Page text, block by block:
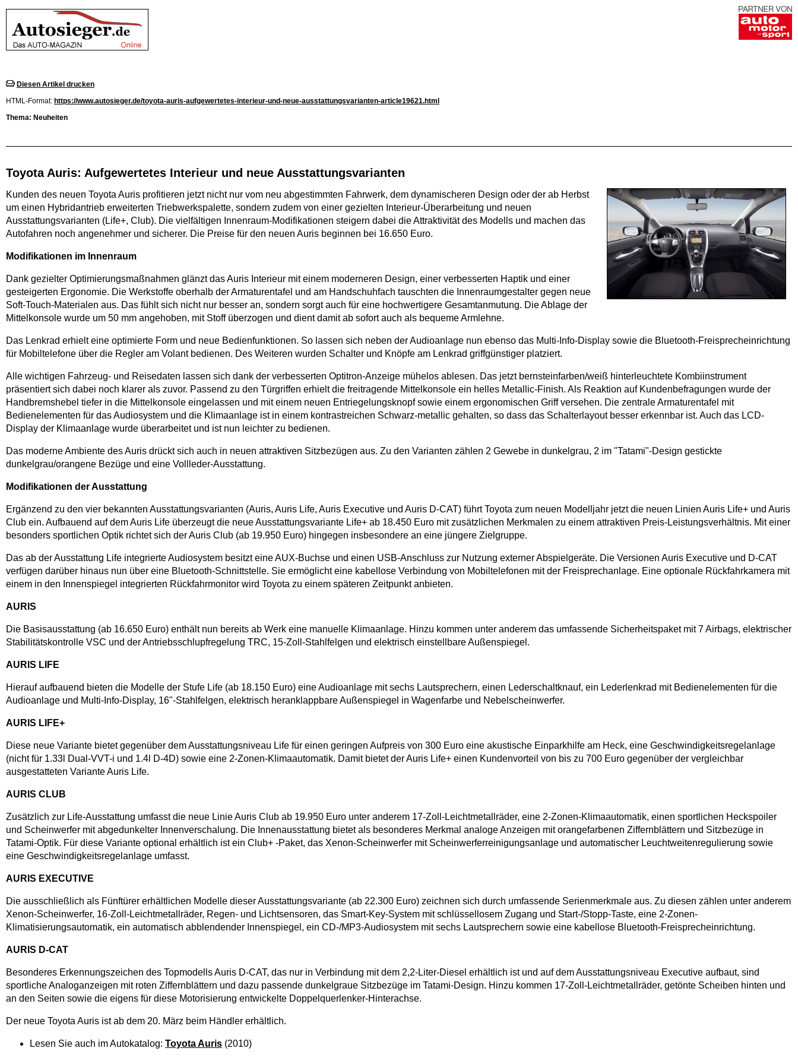
Diesen Artikel drucken
HTML-Format: https://www.autosieger.de/toyota-auris-aufgewertetes-interieur-und-neue-ausstattungsvarianten-article19621.html
Thema: Neuheiten
Toyota Auris: Aufgewertetes Interieur und neue Ausstattungsvarianten
Kunden des neuen Toyota Auris profitieren jetzt nicht nur vom neu abgestimmten Fahrwerk, dem dynamischeren Design oder der ab Herbst
um einen Hybridantrieb erweiterten Triebwerkspalette, sondern zudem von einer gezielten Interieur-Überarbeitung und neuen
Ausstattungsvarianten (Life+, Club). Die vielfältigen Innenraum-Modifikationen steigern dabei die Attraktivität des Modells und machen das
Autofahren noch angenehmer und sicherer. Die Preise für den neuen Auris beginnen bei 16.650 Euro.
Modifikationen im Innenraum
Dank gezielter Optimierungsmaßnahmen glänzt das Auris Interieur mit einem moderneren Design, einer verbesserten Haptik und einer
gesteigerten Ergonomie. Die Werkstoffe oberhalb der Armaturentafel und am Handschuhfach tauschten die Innenraumgestalter gegen neue
Soft-Touch-Materialen aus. Das fühlt sich nicht nur besser an, sondern sorgt auch für eine hochwertigere Gesamtanmutung. Die Ablage der
Mittelkonsole wurde um 50 mm angehoben, mit Stoff überzogen und dient damit ab sofort auch als bequeme Armlehne.
Das Lenkrad erhielt eine optimierte Form und neue Bedienfunktionen. So lassen sich neben der Audioanlage nun ebenso das Multi-Info-Display sowie die Bluetooth-Freisprecheinrichtung
für Mobiltelefone über die Regler am Volant bedienen. Des Weiteren wurden Schalter und Knöpfe am Lenkrad griffgünstiger platziert.
Alle wichtigen Fahrzeug- und Reisedaten lassen sich dank der verbesserten Optitron-Anzeige mühelos ablesen. Das jetzt bernsteinfarben/weiß hinterleuchtete Kombiinstrument
präsentiert sich dabei noch klarer als zuvor. Passend zu den Türgriffen erhielt die freitragende Mittelkonsole ein helles Metallic-Finish. Als Reaktion auf Kundenbefragungen wurde der
Handbremshebel tiefer in die Mittelkonsole eingelassen und mit einem neuen Entriegelungsknopf sowie einem ergonomischen Griff versehen. Die zentrale Armaturentafel mit
Bedienelementen für das Audiosystem und die Klimaanlage ist in einem kontrastreichen Schwarz-metallic gehalten, so dass das Schalterlayout besser erkennbar ist. Auch das LCD-
Display der Klimaanlage wurde überarbeitet und ist nun leichter zu bedienen.
Das moderne Ambiente des Auris drückt sich auch in neuen attraktiven Sitzbezügen aus. Zu den Varianten zählen 2 Gewebe in dunkelgrau, 2 im "Tatami"-Design gestickte
dunkelgrau/orangene Bezüge und eine Vollleder-Ausstattung.
Modifikationen der Ausstattung
Ergänzend zu den vier bekannten Ausstattungsvarianten (Auris, Auris Life, Auris Executive und Auris D-CAT) führt Toyota zum neuen Modelljahr jetzt die neuen Linien Auris Life+ und Auris
Club ein. Aufbauend auf dem Auris Life überzeugt die neue Ausstattungsvariante Life+ ab 18.450 Euro mit zusätzlichen Merkmalen zu einem attraktiven Preis-Leistungsverhältnis. Mit einer
besonders sportlichen Optik richtet sich der Auris Club (ab 19.950 Euro) hingegen insbesondere an eine jüngere Zielgruppe.
Das ab der Ausstattung Life integrierte Audiosystem besitzt eine AUX-Buchse und einen USB-Anschluss zur Nutzung externer Abspielgeräte. Die Versionen Auris Executive und D-CAT
verfügen darüber hinaus nun über eine Bluetooth-Schnittstelle. Sie ermöglicht eine kabellose Verbindung von Mobiltelefonen mit der Freisprechanlage. Eine optionale Rückfahrkamera mit
einem in den Innenspiegel integrierten Rückfahrmonitor wird Toyota zu einem späteren Zeitpunkt anbieten.
AURIS
Die Basisausstattung (ab 16.650 Euro) enthält nun bereits ab Werk eine manuelle Klimaanlage. Hinzu kommen unter anderem das umfassende Sicherheitspaket mit 7 Airbags, elektrischer
Stabilitätskontrolle VSC und der Antriebsschlupfregelung TRC, 15-Zoll-Stahlfelgen und elektrisch einstellbare Außenspiegel.
AURIS LIFE
Hierauf aufbauend bieten die Modelle der Stufe Life (ab 18.150 Euro) eine Audioanlage mit sechs Lautsprechern, einen Lederschaltknauf, ein Lederlenkrad mit Bedienelementen für die
Audioanlage und Multi-Info-Display, 16"-Stahlfelgen, elektrisch heranklappbare Außenspiegel in Wagenfarbe und Nebelscheinwerfer.
AURIS LIFE+
Diese neue Variante bietet gegenüber dem Ausstattungsniveau Life für einen geringen Aufpreis von 300 Euro eine akustische Einparkhilfe am Heck, eine Geschwindigkeitsregelanlage
(nicht für 1.33l Dual-VVT-i und 1.4l D-4D) sowie eine 2-Zonen-Klimaautomatik. Damit bietet der Auris Life+ einen Kundenvorteil von bis zu 700 Euro gegenüber der vergleichbar
ausgestatteten Variante Auris Life.
AURIS CLUB
Zusätzlich zur Life-Ausstattung umfasst die neue Linie Auris Club ab 19.950 Euro unter anderem 17-Zoll-Leichtmetallräder, eine 2-Zonen-Klimaautomatik, einen sportlichen Heckspoiler
und Scheinwerfer mit abgedunkelter Innenverschalung. Die Innenausstattung bietet als besonderes Merkmal analoge Anzeigen mit orangefarbenen Ziffernblättern und Sitzbezüge in
Tatami-Optik. Für diese Variante optional erhältlich ist ein Club+ -Paket, das Xenon-Scheinwerfer mit Scheinwerferreinigungsanlage und automatischer Leuchtweitenregulierung sowie
eine Geschwindigkeitsregelanlage umfasst.
AURIS EXECUTIVE
Die ausschließlich als Fünftürer erhältlichen Modelle dieser Ausstattungsvariante (ab 22.300 Euro) zeichnen sich durch umfassende Serienmerkmale aus. Zu diesen zählen unter anderem
Xenon-Scheinwerfer, 16-Zoll-Leichtmetallräder, Regen- und Lichtsensoren, das Smart-Key-System mit schlüssellosem Zugang und Start-/Stopp-Taste, eine 2-Zonen-
Klimatisierungsautomatik, ein automatisch abblendender Innenspiegel, ein CD-/MP3-Audiosystem mit sechs Lautsprechern sowie eine kabellose Bluetooth-Freisprecheinrichtung.
AURIS D-CAT
Besonderes Erkennungszeichen des Topmodells Auris D-CAT, das nur in Verbindung mit dem 2,2-Liter-Diesel erhältlich ist und auf dem Ausstattungsniveau Executive aufbaut, sind
sportliche Analoganzeigen mit roten Ziffernblättern und dazu passende dunkelgraue Sitzbezüge im Tatami-Design. Hinzu kommen 17-Zoll-Leichtmetallräder, getönte Scheiben hinten und
an den Seiten sowie die eigens für diese Motorisierung entwickelte Doppelquerlenker-Hinterachse.
Der neue Toyota Auris ist ab dem 20. März beim Händler erhältlich.
Lesen Sie auch im Autokatalog: Toyota Auris (2010)